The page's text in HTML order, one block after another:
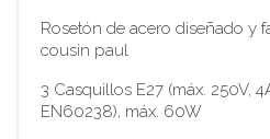
Rosetón de acero diseñado y
cousin paul
3 Casquillos E27 (máx. 250V,
EN60238), máx. 60W